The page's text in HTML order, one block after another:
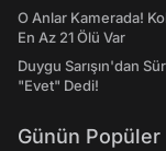
O Anlar Kamerada!
En Az 21 Ölü Var
Duygu Sarışın'dan
"Evet" Dedi!
Günün Popüler